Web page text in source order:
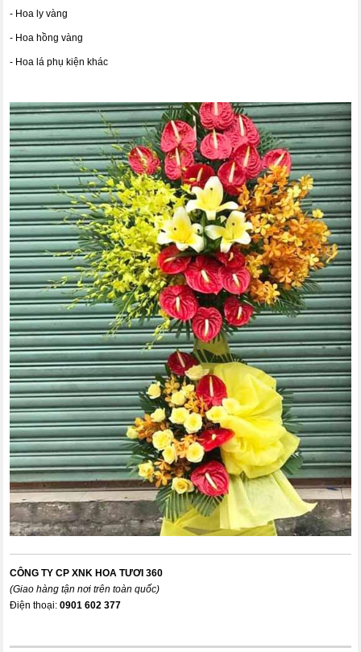
- Hoa ly vàng
- Hoa hồng vàng
- Hoa lá phụ kiện khác
CÔNG TY CP XNK HOA TƯƠI 360
(Giao hàng tận nơi trên toàn quốc)
Điện thoại:0901 602 377